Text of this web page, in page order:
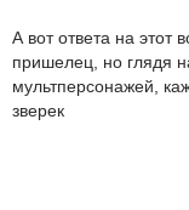
А вот ответа на этот
пришелец, но глядя
мультперсонажей,
зверек